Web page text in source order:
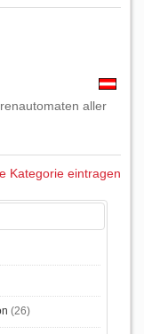
aller
Kategorie eintragen
(26)